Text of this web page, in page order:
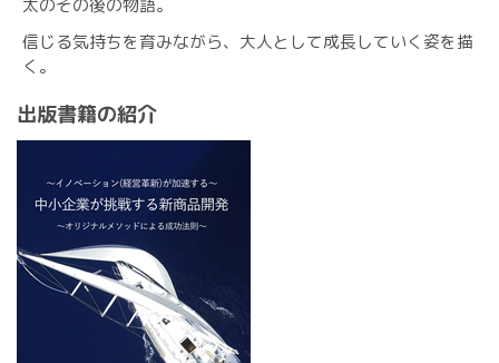
信じる気持ちを育みながら、大人として成長していく姿を描
く。
出版書籍の紹介